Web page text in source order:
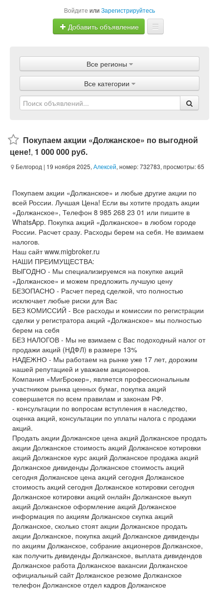
Войдите или Зарегистрируйтесь
Добавить объявление
Объявления
Магазины
Услуги
Все регионы
Все категории
Покупаем акции «Должанское» по выгодной
цене!, 1 000 000 руб.
Белгород | 19 ноября 2025, Алексей, номер: 732783, просмотры: 65
Покупаем акции «Должанское» и любые другие акции по
всей России. Лучшая Цена! Если вы хотите продать акции
«Должанское», Телефон 8 985 268 23 01 или пишите в
WhatsApp. Покупка акций «Должанское» в любом городе
России. Расчет сразу. Расходы берем на себя. Не взимаем
налогов.
Наш сайт www.migbroker.ru
НАШИ ПРЕИМУЩЕСТВА:
ВЫГОДНО - Мы специализируемся на покупке акций
«Должанское» и можем предложить лучшую цену
БЕЗОПАСНО - Расчет перед сделкой, что полностью
исключает любые риски для Вас
БЕЗ КОМИССИЙ - Все расходы и комиссии по регистрации
сделки у регистратора акций «Должанское» мы полностью
берем на себя
БЕЗ НАЛОГОВ - Мы не взимаем с Вас подоходный налог от
продажи акций (НДФЛ) в размере 13%
НАДЕЖНО - Мы работаем на рынке уже 17 лет, дорожим
нашей репутацией и уважаем акционеров.
Компания «МигБрокер», является профессиональным
участником рынка ценных бумаг, покупка акций
совершается по всем правилам и законам РФ.
- консультации по вопросам вступления в наследство,
оценка акций, консультации по уплаты налога с продажи
акций.
Продать акции Должанское цена акций Должанское продать
акции Должанское стоимость акций Должанское котировки
акций Должанское курс акций Должанское продажа акций
Должанское дивиденды Должанское стоимость акций
сегодня Должанское цена акций сегодня Должанское
стоимость акций сегодня Должанское котировки сегодня
Должанское котировки акций онлайн Должанское выкуп
акций Должанское оформление акций Должанское
информация по акциям Должанское скупка акций
Должанское, сколько стоят акции Должанское продать
акции Должанское, покупка акций Должанское дивиденды
по акциям Должанское, собрание акционеров Должанское,
как получить дивиденды Должанское, выплата дивидендов
Должанское работа Должанское вакансии Должанское
официальный сайт Должанское резюме Должанское
телефон Должанское отдел кадров Должанское